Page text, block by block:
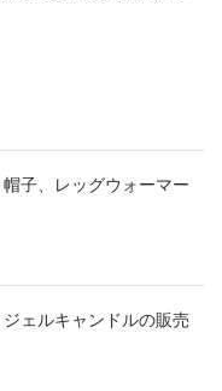
子、レッグウォーマー
ェルキャンドルの販売